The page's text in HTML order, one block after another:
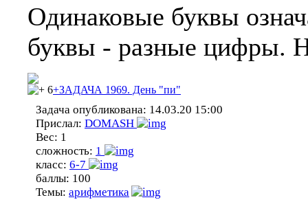
Одинаковые буквы
буквы - разные цифры.
6+ЗАДАЧА 1969. День "пи"
Задача опубликована: 14.03.20 15:00
Прислал: DOMASH
Вес: 1
сложность: 1
класс: 6-7
баллы: 100
Темы: арифметика